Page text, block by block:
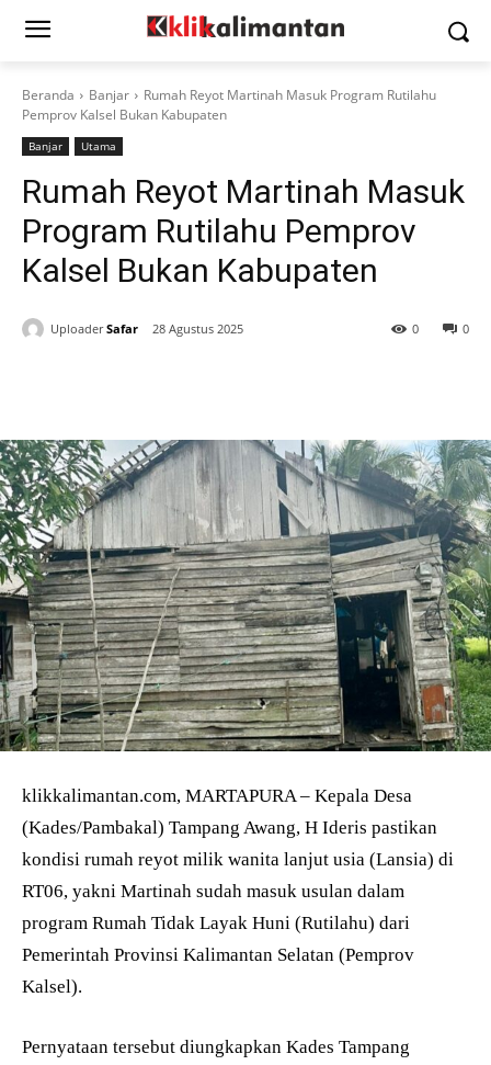
Beranda Banjar
Rumah Reyot Martinah Masuk Program Rutilahu
Pemprov Kalsel Bukan Kabupaten
Banjar Utama
Rumah Reyot Martinah Masuk
Program Rutilahu Pemprov
Kalsel Bukan Kabupaten
Uploader Safar 28 Agustus 2025 0
0
klikkalimantan.com, MARTAPURA – Kepala Desa
(Kades/Pambakal) Tampang Awang, H Ideris pastikan
kondisi rumah reyot milik wanita lanjut usia (Lansia) di
RT06, yakni Martinah sudah masuk usulan dalam
program Rumah Tidak Layak Huni (Rutilahu) dari
Pemerintah Provinsi Kalimantan Selatan (Pemprov
Kalsel).
Pernyataan tersebut diungkapkan Kades Tampang